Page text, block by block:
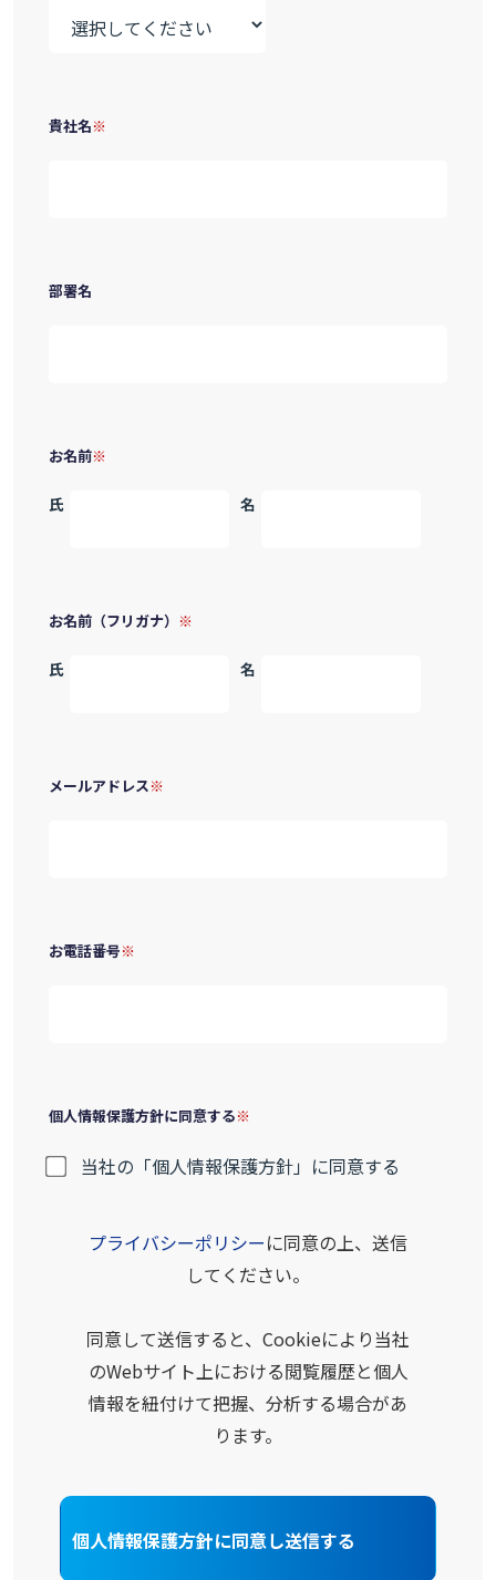
貴社名
部署名
お名前
氏 名
お名前（フリガナ）
氏 名
メールアドレス
お電話番号
個人情報保護方針に同意する
当社の「個人情報保護方針」に同意する
プライバシーポリシーに同意の上、送信
してください。
同意して送信すると、Cookieにより当社
のWebサイト上における閲覧履歴と個人
情報を紐付けて把握、分析する場合があ
ります。